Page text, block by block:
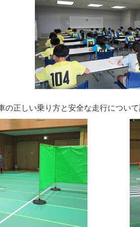
正しい乗り方と安全な走行について